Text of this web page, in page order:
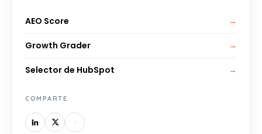
AEO Score →
Growth Grader →
Selector de HubSpot →
COMPARTE